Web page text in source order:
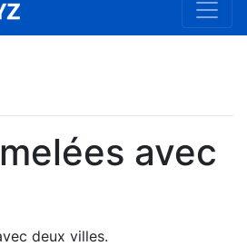
avec
deux villes.